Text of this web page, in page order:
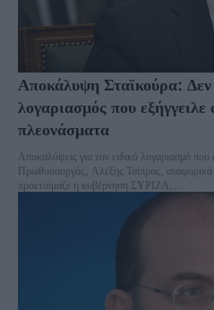
Αποκάλυψη Σταϊκούρα: Δεν
λογαριασμός που
πλεονάσματα
Αποκαλύψεις για τον ειδικό λογαριασμό που
Πρωθυπουργός, Αλέξης Τσίπρας,
προετοίμαζε η κυβέρνηση ΣΥΡΙΖΑ,...